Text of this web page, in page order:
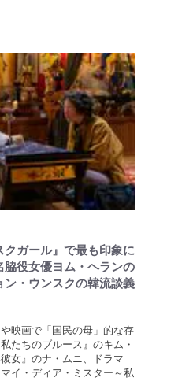
ガール』で最も印象に
脇役女優ヨム・ヘランの
ン・ウンスクの韓流談義
映画で「国民の母」的な存
たちのブルース』のキム・
女』のナ・ムニ、ドラマ
マイ・ディア・ミスター～私